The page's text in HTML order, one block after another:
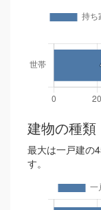
建物の種類
最大は一戸建の
す。